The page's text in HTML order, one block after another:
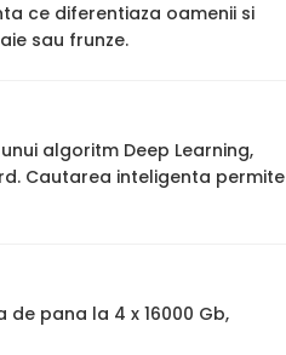
ce diferentiaza oamenii si
sau frunze.
algoritm Deep Learning,
Cautarea inteligenta permite
pana la 4 x 16000 Gb,